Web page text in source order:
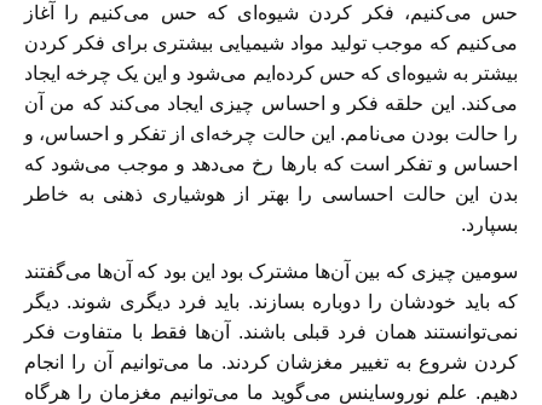
حس می‌کنیم، فکر کردن شیوه‌ای که حس می‌کنیم را آغاز
می‌کنیم که موجب تولید مواد شیمیایی بیشتری برای فکر کردن
بیشتر به شیوه‌ای که حس کرده‌ایم می‌شود و این یک چرخه ایجاد
می‌کند. این حلقه فکر و احساس چیزی ایجاد می‌کند که من آن
را حالت بودن می‌نامم. این حالت چرخه‌ای از تفکر و احساس، و
احساس و تفکر است که بار‌ها رخ می‌دهد و موجب می‌شود که
بدن این حالت احساسی را بهتر از هوشیاری ذهنی به خاطر
بسپارد.
سومین چیزی که بین آن‌ها مشترک بود این بود که آن‌ها می‌گفتند
که باید خودشان را دوباره بسازند. باید فرد دیگری شوند. دیگر
نمی‌توانستند‌‌ همان فرد قبلی باشند. آن‌ها فقط با متفاوت فکر
کردن شروع به تغییر مغزشان کردند. ما می‌توانیم آن را انجام
دهیم. علم نوروساینس می‌گوید ما می‌توانیم مغزمان را هر‌گاه